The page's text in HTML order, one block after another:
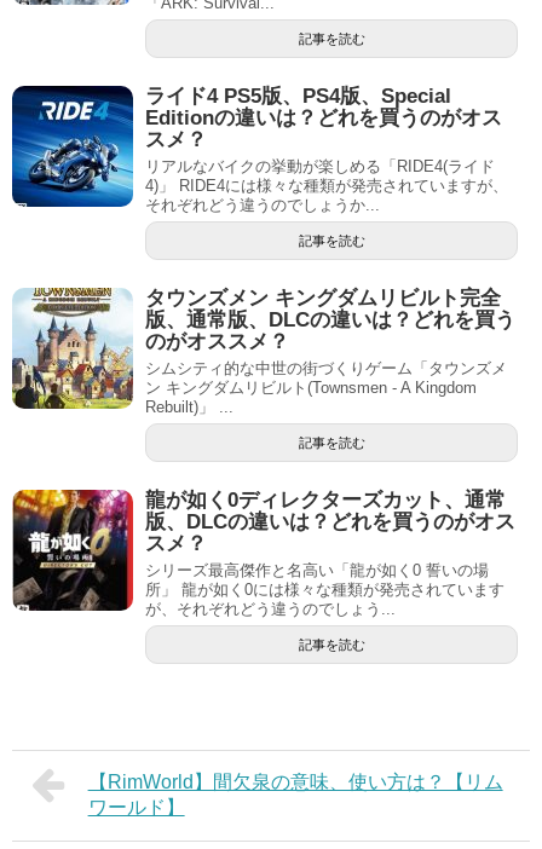
記事を読む
ライド4 PS5版、PS4版、Special
Editionの違いは？どれを買うのがオス
スメ？
リアルなバイクの挙動が楽しめる「RIDE4(ライド
4)」 RIDE4には様々な種類が発売されていますが、
それぞれどう違うのでしょうか...
記事を読む
タウンズメン キングダムリビルト完全
版、通常版、DLCの違いは？どれを買う
のがオススメ？
シムシティ的な中世の街づくりゲーム「タウンズメ
ン キングダムリビルト(Townsmen - A Kingdom
Rebuilt)」 ...
記事を読む
龍が如く0ディレクターズカット、通常
版、DLCの違いは？どれを買うのがオス
スメ？
シリーズ最高傑作と名高い「龍が如く0 誓いの場
所」 龍が如く0には様々な種類が発売されています
が、それぞれどう違うのでしょう...
記事を読む
【RimWorld】間欠泉の意味、使い方は？【リム
ワールド】